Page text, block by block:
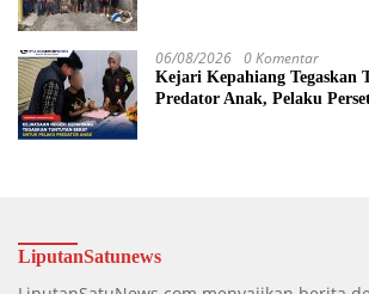
06/08/2026 0 Komentar
Kejari Kepahiang Tegaskan
Predator Anak, Pelaku
LiputanSatunews